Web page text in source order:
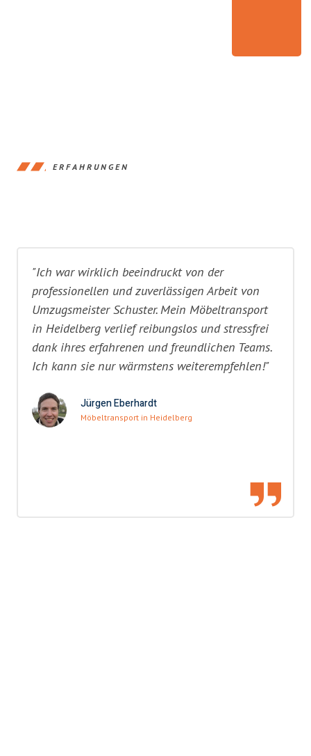
ERFAHRUNGEN
"Ich war wirklich beeindruckt von der
professionellen und zuverlässigen Arbeit von
Umzugsmeister Schuster. Mein Möbeltransport
in Heidelberg verlief reibungslos und stressfrei
dank ihres erfahrenen und freundlichen Teams.
Ich kann sie nur wärmstens weiterempfehlen!"
Jürgen Eberhardt
Möbeltransport in Heidelberg